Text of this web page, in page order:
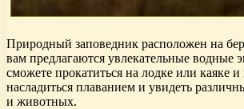
Природный заповедник расположен на
вам предлагаются увлекательные водные
сможете прокатиться на лодке или каяке и
насладиться плаванием и увидеть
и животных.